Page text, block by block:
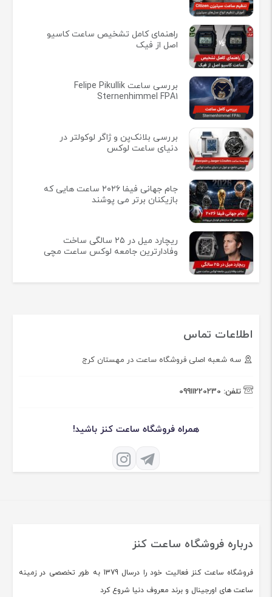
راهنمای کامل تشخیص ساعت کاسیو
اصل از فیک
بررسی ساعت Felipe Pikullik
Sternenhimmel FPA1
بررسی بلانک‌پن و ژاگر لوکولتر در
دنیای ساعت لوکس
جام جهانی فیفا ۲۰۲۶ ساعت هایی که
بازیکنان برتر می پوشند
ریچارد میل در ۲۵ سالگی ساخت
وفادارترین جامعه لوکس ساعت مچی
اطلاعات تماس
سه شعبه اصلی فروشگاه ساعت در مهستان کرج
تلفن: 09911220230
همراه فروشگاه ساعت کنز باشید!
درباره فروشگاه ساعت کنز
فروشگاه ساعت کنز فعالیت خود را درسال 1379 به طور تخصصی در زمینه
ساعت های اورجینال و برند معروف دنیا شروع کرد